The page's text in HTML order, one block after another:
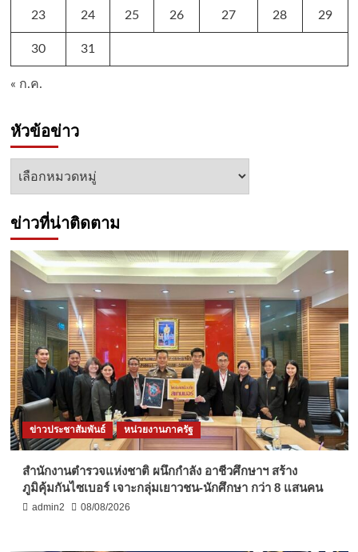
23 24 25 26 27 28 29
30 31
« ก.ค.
หัวข้อข่าว
หัวข้อ
ข่าวที่น่าติดตาม
ข่าวประชาสัมพันธ์ หน่วยงานภาครัฐ
สำนักงานตำรวจแห่งชาติ ผนึกกำลัง อาชีวศึกษาฯ สร้าง
ภูมิคุ้มกันไซเบอร์ เจาะกลุ่มเยาวชน-นักศึกษา กว่า 8 แสนคน
admin2 08/08/2026